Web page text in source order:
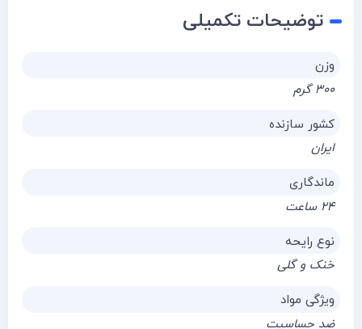
توضیحات تکمیلی
وزن
۳۰۰ گرم
کشور سازنده
ایران
ماندگاری
۲۴ ساعت
نوع رایحه
خنک و گلی
ویژگی مواد
ضد حساسیت